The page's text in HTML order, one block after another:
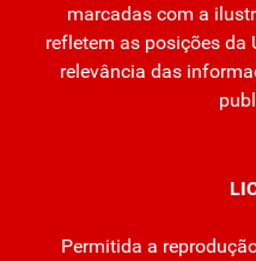
marcadas com a
refletem as posições da
relevância das
Permitida a